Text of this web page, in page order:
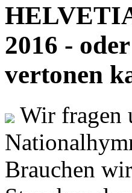
2016 -
vertonen
Wir fragen
Brauchen